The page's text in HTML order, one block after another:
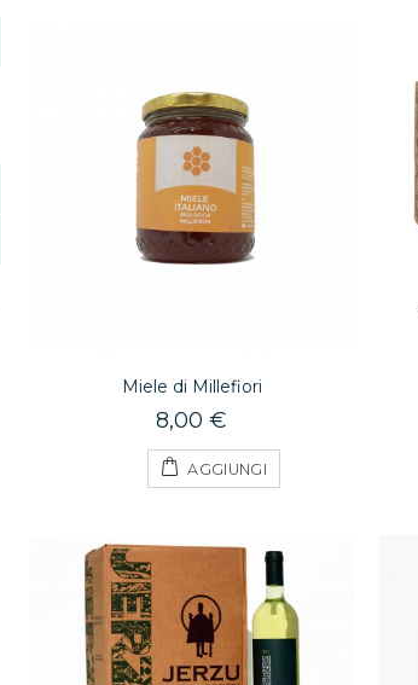
Miele di Millefiori
8,00 €
AGGIUNGI
30,00 €
Culurgiones
Pere 1kg
4,00 €